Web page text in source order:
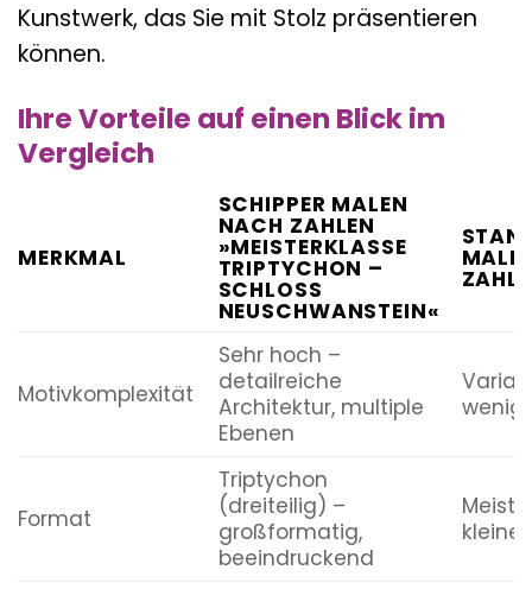
Kunstwerk, das Sie mit Stolz präsentieren
können.
Ihre Vorteile auf einen Blick im
Vergleich
MERKMAL
SCHIPPER MALEN
NACH ZAHLEN
»MEISTERKLASSE
TRIPTYCHON –
SCHLOSS
NEUSCHWANSTEIN«
Motivkomplexität
Sehr hoch –
detailreiche
Architektur, multiple
Ebenen
Format
Triptychon
(dreiteilig) –
großformatig,
beeindruckend
Meist